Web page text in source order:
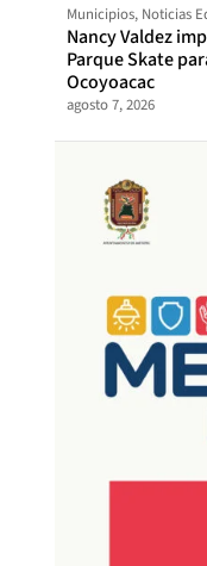
Municipios, Noticias
Nancy Valdez
Parque Skate
Ocoyoacac
agosto 7, 2026